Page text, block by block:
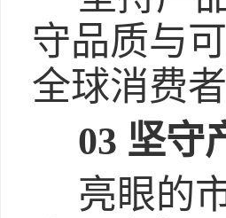
守品质与
全球消费
03 坚守
亮眼的